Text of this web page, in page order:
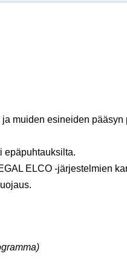
muiden esineiden
epäpuhtauksilta.
ELCO -järjestelmien